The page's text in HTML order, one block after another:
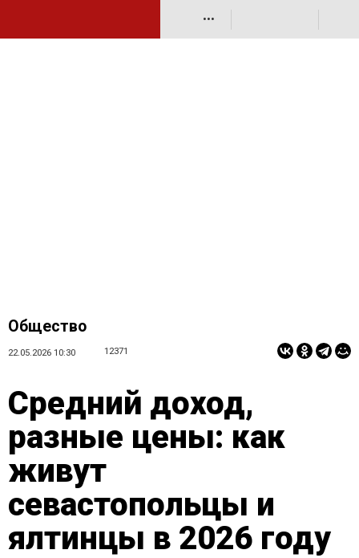
•••
Общество
22.05.2026 10:30 12371
Средний доход,
разные цены: как
живут
севастопольцы и
ялтинцы в 2026 году